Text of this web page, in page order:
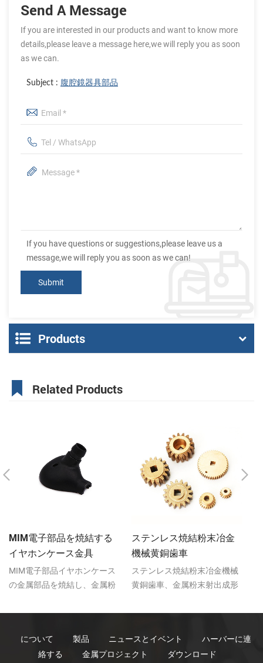
Send A Message
If you are interested in our products and want to know more
details,please leave a message here,we will reply you as soon
as we can.
Subject : 腹腔鏡器具部品
If you have questions or suggestions,please leave us a
message,we will reply you as soon as we can!
Products
Related Products
MIM電子部品を焼結する
イヤホンケース金具
MIM電子部品イヤホンケース
の金属部品を焼結し、金属粉
型、複雑な形状部品を生産す
ステンレス焼結粉末冶金
機械黄銅歯車
ステンレス焼結粉末冶金機械
黄銅歯車、金属粉末射出成形
形状部品を生産する際立った
について
製品 ニュースとイベント
ハーバーに連
絡する
金属プロジェクト ダウンロード